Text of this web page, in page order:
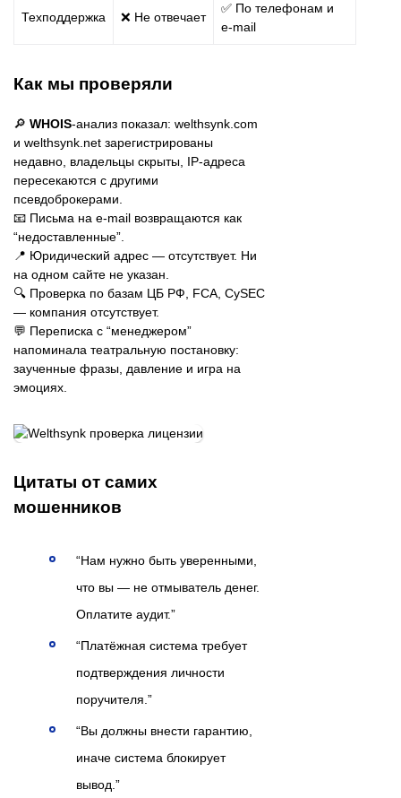
Техподдержка ❌ Не отвечает
✅ По телефонам и
e-mail
Как мы проверяли
🔎 WHOIS-анализ показал: welthsynk.com
и welthsynk.net зарегистрированы
недавно, владельцы скрыты, IP-адреса
пересекаются с другими
псевдоброкерами.
📧 Письма на e-mail возвращаются как
“недоставленные”.
📍 Юридический адрес — отсутствует. Ни
на одном сайте не указан.
🔍 Проверка по базам ЦБ РФ, FCA, CySEC
— компания отсутствует.
💬 Переписка с “менеджером”
напоминала театральную постановку:
заученные фразы, давление и игра на
эмоциях.
Цитаты от самих
мошенников
“Нам нужно быть уверенными,
что вы — не отмыватель денег.
Оплатите аудит.”
“Платёжная система требует
подтверждения личности
поручителя.”
“Вы должны внести гарантию,
иначе система блокирует
вывод.”